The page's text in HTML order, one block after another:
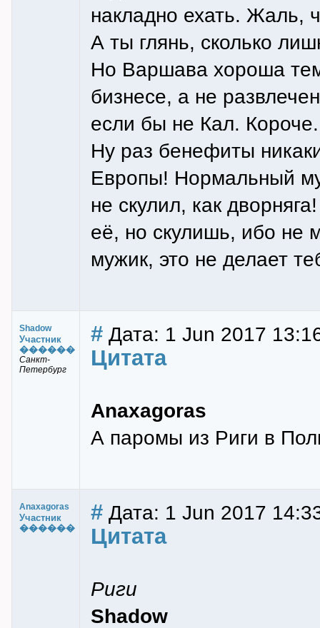
накладно ехать. Жаль,
А ты глянь, сколько
Но Варшава хороша
бизнесе, а не
если бы не Кал.
Ну раз бенефиты
Европы! Нормальный
не скулил, как
её, но скулишь, ибо
мужик, это не делает
Shadow
Участник
������
Санкт-
Петербург
# Дата: 1 Jun 2017
Цитата
Anaxagoras
А паромы из Риги в
Anaxagoras
Участник
������
# Дата: 1 Jun 2017
Цитата
Риги
Shadow